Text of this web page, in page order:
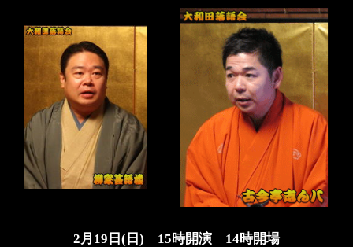
2月19日(日) 15時開演 14時開場